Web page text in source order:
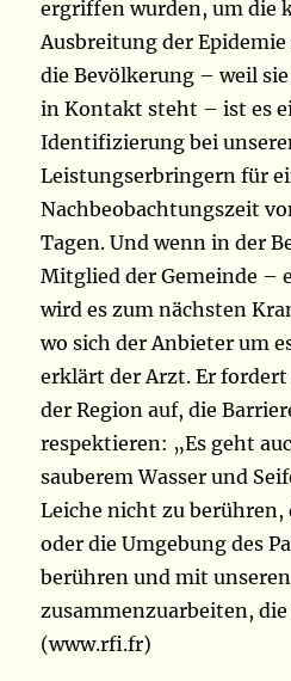
ergriffen wurden, um die
Ausbreitung der
die Bevölkerung – weil
in Kontakt steht – ist es
Identifizierung bei
Leistungserbringern für
Nachbeobachtungszeit
Tagen. Und wenn in der
Mitglied der Gemeinde –
wird es zum nächsten
wo sich der Anbieter um
erklärt der Arzt. Er
der Region auf, die
respektieren: „Es geht
sauberem Wasser und
Leiche nicht zu
oder die Umgebung des
berühren und mit
zusammenzuarbeiten,
(www.rfi.fr)